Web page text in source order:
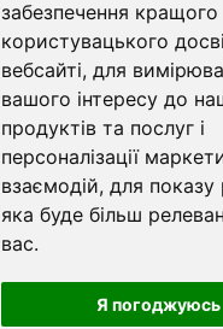
забезпечення кращого
користувацького
вебсайті, для
вашого інтересу до
продуктів та послуг і
персоналізації
взаємодій, для показу
яка буде більш
вас.
Я погоджуюсь